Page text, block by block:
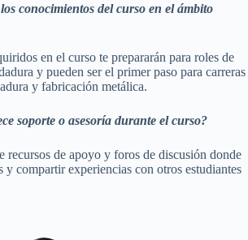
conocimientos del curso en el ámbito
en el curso te prepararán para roles de
y pueden ser el primer paso para carreras
y fabricación metálica.
soporte o asesoría durante el curso?
recursos de apoyo y foros de discusión donde
y compartir experiencias con otros estudiantes